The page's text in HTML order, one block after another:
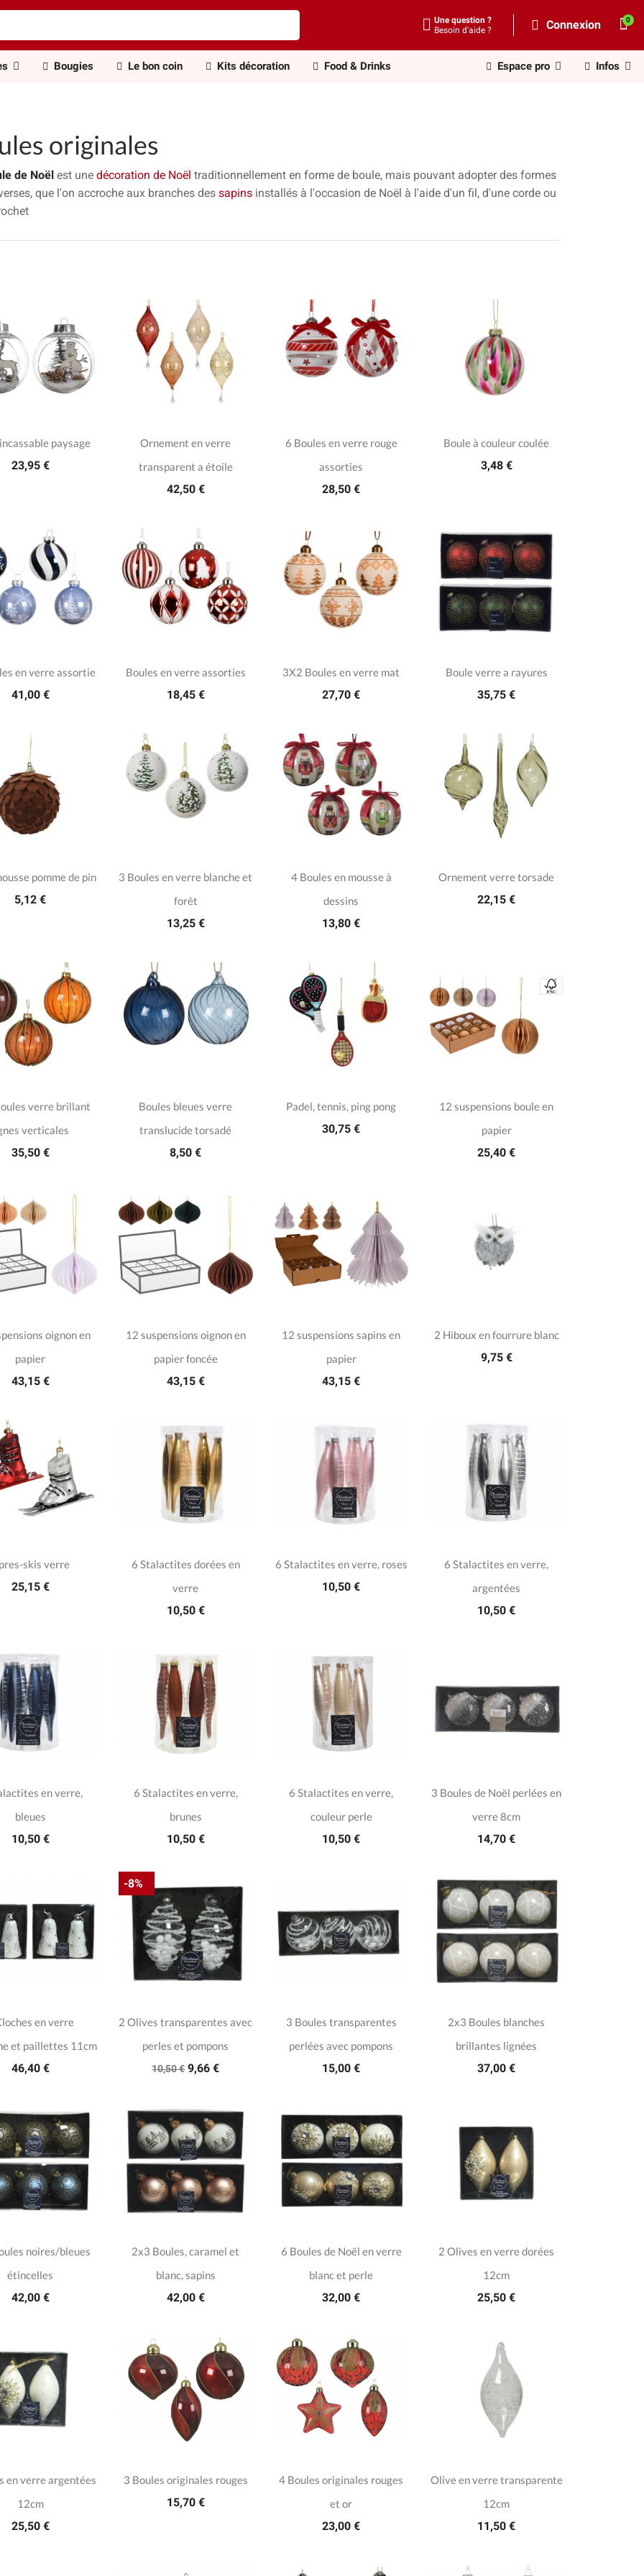
Une question ?
Besoin d'aide ?
Connexion
Bougies Le bon coin Kits décoration Food & Drinks Espace pro Infos
originales
de Noël est une décoration de Noël traditionnellement en forme de boule, mais pouvant adopter des formes
que l'on accroche aux branches des sapins installés à l'occasion de Noël à l'aide d'un fil, d'une corde ou
paysage
23,95 €
Ornement en verre
transparent a étoile
42,50 €
6 Boules en verre rouge
assorties
28,50 €
Boule à couleur coulée
3,48 €
en verre assortie
41,00 €
Boules en verre assorties
18,45 €
3X2 Boules en verre mat
27,70 €
Boule verre a rayures
35,75 €
pomme de pin
5,12 €
3 Boules en verre blanche et
forêt
13,25 €
4 Boules en mousse à
dessins
13,80 €
Ornement verre torsade
22,15 €
verre brillant
verticales
35,50 €
Boules bleues verre
translucide torsadé
8,50 €
Padel, tennis, ping pong
30,75 €
12 suspensions boule en
papier
25,40 €
oignon en
papier
43,15 €
12 suspensions oignon en
papier foncée
43,15 €
12 suspensions sapins en
papier
43,15 €
2 Hiboux en fourrure blanc
9,75 €
skis verre
25,15 €
6 Stalactites dorées en
verre
10,50 €
6 Stalactites en verre, roses
10,50 €
6 Stalactites en verre,
argentées
10,50 €
en verre,
bleues
10,50 €
6 Stalactites en verre,
brunes
10,50 €
6 Stalactites en verre,
couleur perle
10,50 €
3 Boules de Noël perlées en
verre 8cm
14,70 €
en verre
et paillettes 11cm
46,40 €
2 Olives transparentes avec
perles et pompons
10,50 € 9,66 €
-8%
3 Boules transparentes
perlées avec pompons
15,00 €
2x3 Boules blanches
brillantes lignées
37,00 €
noires/bleues
étincelles
42,00 €
2x3 Boules, caramel et
blanc, sapins
42,00 €
6 Boules de Noël en verre
blanc et perle
32,00 €
2 Olives en verre dorées
12cm
25,50 €
en verre argentées
12cm
25,50 €
3 Boules originales rouges
15,70 €
4 Boules originales rouges
et or
23,00 €
Olive en verre transparente
12cm
11,50 €